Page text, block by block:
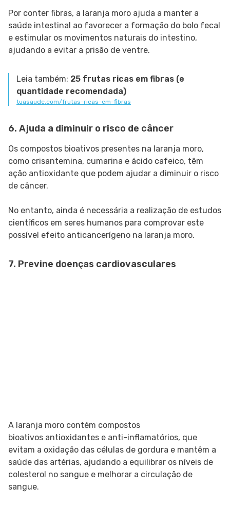
Por conter fibras, a laranja moro ajuda a manter a
saúde intestinal ao favorecer a formação do bolo fecal
e estimular os movimentos naturais do intestino,
ajudando a evitar a prisão de ventre.
Leia também: 25 frutas ricas em fibras (e
quantidade recomendada)
tuasaude.com/frutas-ricas-em-fibras
6. Ajuda a diminuir o risco de câncer
Os compostos bioativos presentes na laranja moro,
como crisantemina, cumarina e ácido cafeico, têm
ação antioxidante que podem ajudar a diminuir o risco
de câncer.
No entanto, ainda é necessária a realização de estudos
científicos em seres humanos para comprovar este
possível efeito anticancerígeno na laranja moro.
7. Previne doenças cardiovasculares
A laranja moro contém compostos
bioativos antioxidantes e anti-inflamatórios, que
evitam a oxidação das células de gordura e mantêm a
saúde das artérias, ajudando a equilibrar os níveis de
colesterol no sangue e melhorar a circulação de
sangue.